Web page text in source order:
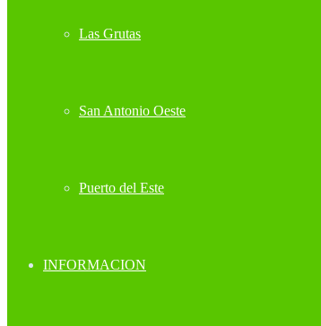
Las Grutas
San Antonio Oeste
Puerto del Este
INFORMACION